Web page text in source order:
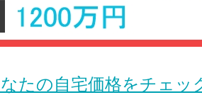
たの自宅価格をチェッ